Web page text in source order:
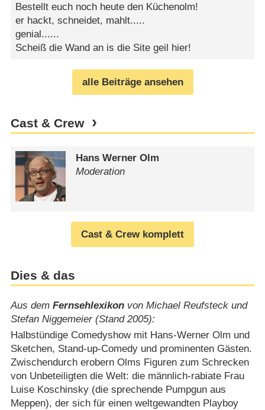
Bestellt euch noch heute den Küchenolm!
er hackt, schneidet, mahlt.....
genial......
Scheiß die Wand an is die Site geil hier!
alle Beiträge ansehen
Cast & Crew
Hans Werner Olm
Moderation
Cast & Crew komplett
Dies & das
Aus dem Fernsehlexikonvon Michael Reufsteck und
Stefan Niggemeier (Stand 2005):
Halbstündige Comedyshow mit Hans-Werner Olm und
Sketchen, Stand-up-Comedy und prominenten Gästen.
Zwischendurch erobern Olms Figuren zum Schrecken
von Unbeteiligten die Welt: die männlich-rabiate Frau
Luise Koschinsky (die sprechende Pumpgun aus
Meppen), der sich für einen weltgewandten Playboy